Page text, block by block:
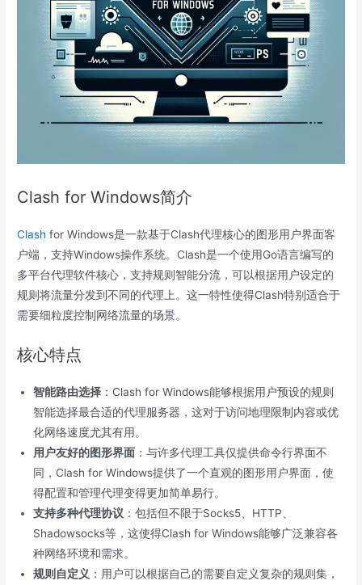
Clash for Windows简介
Clash for Windows是一款基于Clash代理核心的图形用户界面客
户端，支持Windows操作系统。Clash是一个使用Go语言编写的
多平台代理软件核心，支持规则智能分流，可以根据用户设定的
规则将流量分发到不同的代理上。这一特性使得Clash特别适合于
需要细粒度控制网络流量的场景。
核心特点
智能路由选择 ：Clash for Windows能够根据用户预设的规则
智能选择最合适的代理服务器，这对于访问地理限制内容或优
化网络速度尤其有用。
用户友好的图形界面 ：与许多代理工具仅提供命令行界面不
同，Clash for Windows提供了一个直观的图形用户界面，使
得配置和管理代理变得更加简单易行。
支持多种代理协议 ：包括但不限于Socks5、HTTP、
Shadowsocks等，这使得Clash for Windows能够广泛兼容各
种网络环境和需求。
规则自定义 ：用户可以根据自己的需要自定义复杂的规则集，